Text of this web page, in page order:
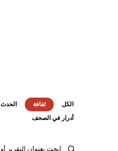
الكل ثقافة الحدث
أدرار في الصحف